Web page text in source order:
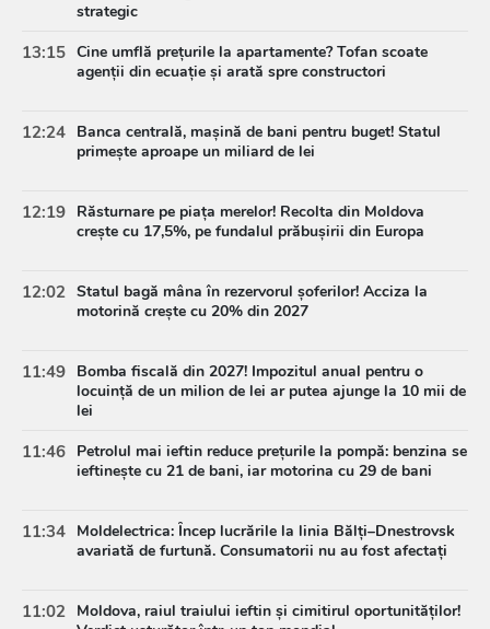
strategic
13:15 Cine umflă prețurile la apartamente? Tofan scoate
agenții din ecuație și arată spre constructori
12:24 Banca centrală, mașină de bani pentru buget! Statul
primește aproape un miliard de lei
12:19 Răsturnare pe piața merelor! Recolta din Moldova
crește cu 17,5%, pe fundalul prăbușirii din Europa
12:02 Statul bagă mâna în rezervorul șoferilor! Acciza la
motorină crește cu 20% din 2027
11:49 Bomba fiscală din 2027! Impozitul anual pentru o
locuință de un milion de lei ar putea ajunge la 10 mii de
lei
11:46 Petrolul mai ieftin reduce prețurile la pompă: benzina se
ieftinește cu 21 de bani, iar motorina cu 29 de bani
11:34 Moldelectrica: Încep lucrările la linia Bălți–Dnestrovsk
avariată de furtună. Consumatorii nu au fost afectați
11:02 Moldova, raiul traiului ieftin și cimitirul oportunităților!